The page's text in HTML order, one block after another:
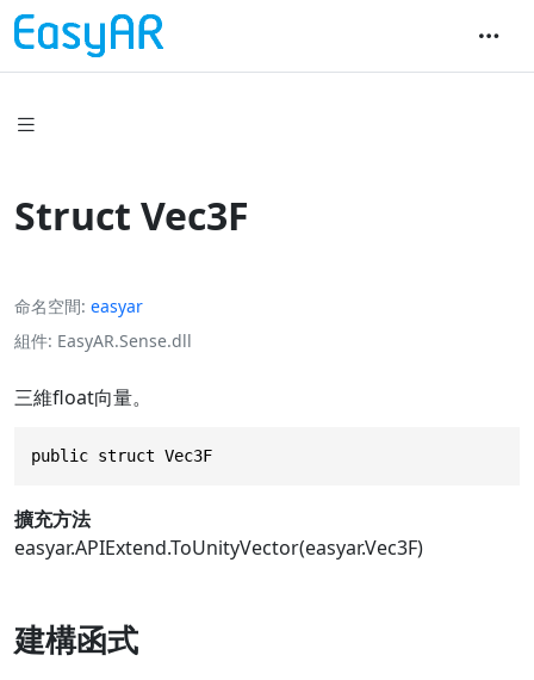
Struct Vec3F
命名空間 easyar
組件 EasyAR.Sense.dll
三維float向量。
public struct Vec3F
擴充方法
easyar.APIExtend.ToUnityVector(easyar.Vec3F)
建構函式